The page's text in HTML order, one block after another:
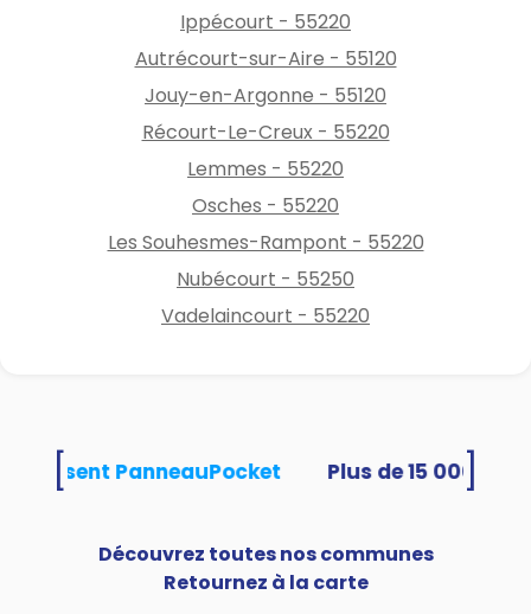
Ippécourt - 55220
Autrécourt-sur-Aire - 55120
Jouy-en-Argonne - 55120
Récourt-Le-Creux - 55220
Lemmes - 55220
Osches - 55220
Les Souhesmes-Rampont - 55220
Nubécourt - 55250
Vadelaincourt - 55220
utilisent PanneauPocket
Découvrez toutes nos communes
Retournez à la carte